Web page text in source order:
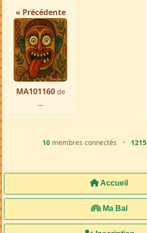
« Précédente
MA101160 de
...
10 membres connectés • 1215
Accueil
Ma Bal